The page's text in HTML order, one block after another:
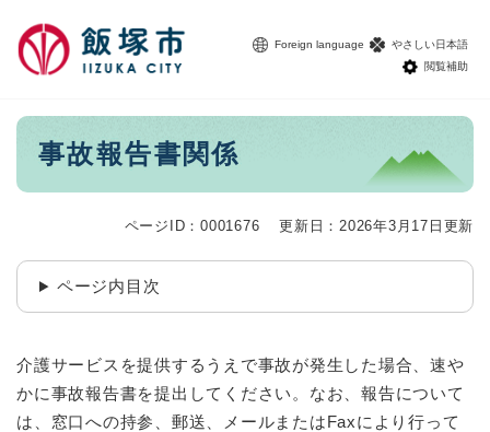
Foreign language
やさしい日本語
閲覧補助
本
事故報告書関係
ページID：0001676 更新日：2026年3月17日更新
ページ内目次
介護サービスを提供するうえで事故が発生した場合、速や
かに事故報告書を提出してください。なお、報告について
は、窓口への持参、郵送、メールまたはFaxにより行って